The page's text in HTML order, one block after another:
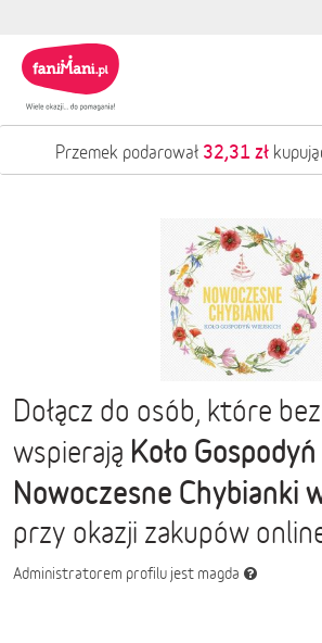
Przemek podarował 32,31 zł
Dołącz do osób, które
wspierają Koło
Nowoczesne Chybianki
przy okazji zakupów
Administratorem profilu jest magda